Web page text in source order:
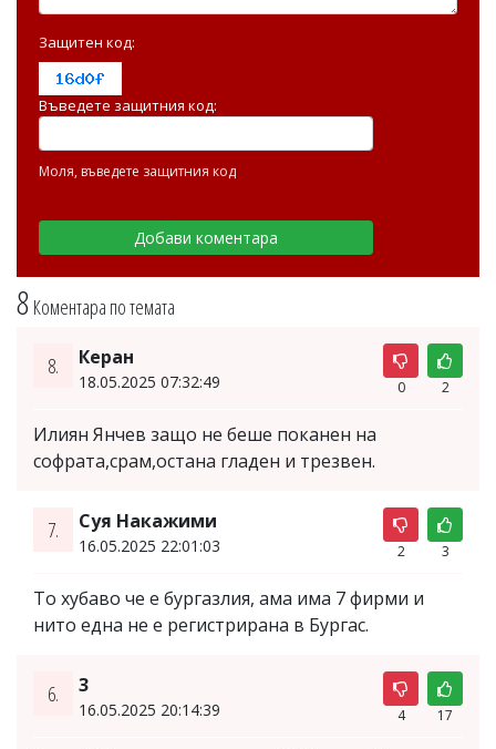
8 Коментара по темата
8. Керан
18.05.2025 07:32:49 0 2
Илиян Янчев защо не беше поканен на
софрата,срам,остана гладен и трезвен.
7. Суя Накажими
16.05.2025 22:01:03 2 3
То хубаво че е бургазлия, ама има 7 фирми и
нито една не е регистрирана в Бургас.
6. 3
16.05.2025 20:14:39 4 17
Защитен код:
Въведете защитния код:
Моля, въведете защитния код